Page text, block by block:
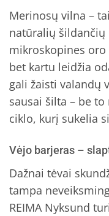
Merinosų vilna – tai
natūralių šildančių
mikroskopines
bet kartu leidžia
gali žaisti valandų
sausai šilta – be to
ciklo, kurį sukelia
Vėjo barjeras –
Dažnai tėvai
tampa
REIMA Nyksund